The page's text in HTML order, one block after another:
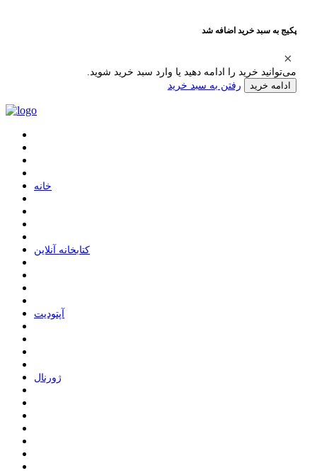
پکیج به سبد خرید اضافه شد
می‌توانید خرید را ادامه دهید یا وارد سبد خرید شوید.
ادامه خرید رفتن به سبد خرید
ﺧﺎﻧﻪ
ﮐﺘﺎﺑﺨﺎﻧﻪ ﺁﻧﻼﯾﻦ
ﺁﭘﺘﻮﺩﯾﺖ
ﮊﻭﺭﻧﺎﻝ